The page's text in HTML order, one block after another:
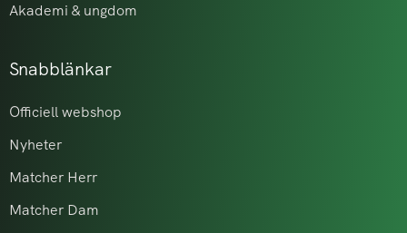
Akademi & ungdom
Snabblänkar
Officiell webshop
Nyheter
Matcher Herr
Matcher Dam